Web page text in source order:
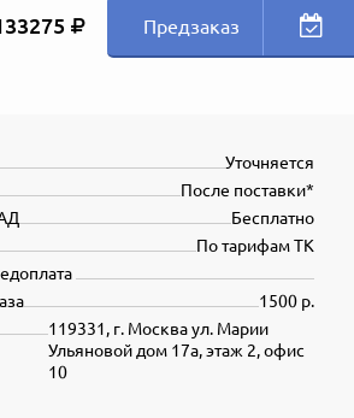
Предзаказ
Уточняется
После поставки*
Бесплатно
По тарифам ТК
1500 р.
119331, г. Москва ул. Марии
Ульяновой дом 17а, этаж 2, офис
10